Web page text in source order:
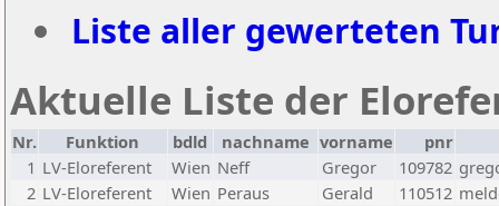
Liste aller gewerteten
Aktuelle Liste der
Nr. Funktion bdld nachname vorname
pnr
1 LV-Eloreferent Wien Neff Gregor 109782
2 LV-Eloreferent Wien Peraus Gerald 110512